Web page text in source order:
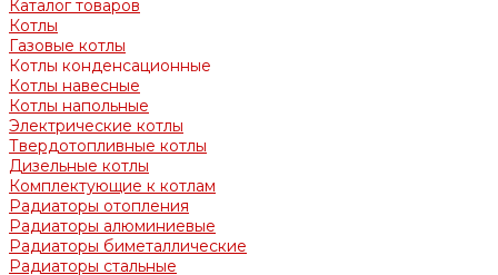
Каталог товаров
Котлы
Газовые котлы
Котлы конденсационные
Котлы навесные
Котлы напольные
Электрические котлы
Твердотопливные котлы
Дизельные котлы
Комплектующие к котлам
Радиаторы отопления
Радиаторы алюминиевые
Радиаторы биметаллические
Радиаторы стальные